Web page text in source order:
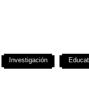
Investigación